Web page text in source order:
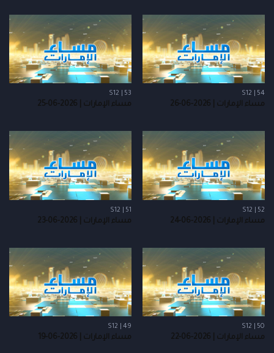
S12 | 54
مساء الإمارات | 2026-06-26
S12 | 53
مساء الإمارات | 2026-06-25
S12 | 52
مساء الإمارات | 2026-06-24
S12 | 51
مساء الإمارات | 2026-06-23
S12 | 50
مساء الإمارات | 2026-06-22
S12 | 49
مساء الإمارات | 2026-06-19